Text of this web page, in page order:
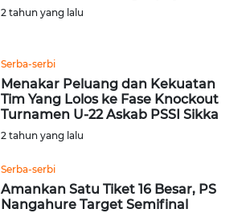
2 tahun yang lalu
Serba-serbi
Menakar Peluang dan Kekuatan
Tim Yang Lolos ke Fase Knockout
Turnamen U-22 Askab PSSI Sikka
2 tahun yang lalu
Serba-serbi
Amankan Satu Tiket 16 Besar, PS
Nangahure Target Semifinal